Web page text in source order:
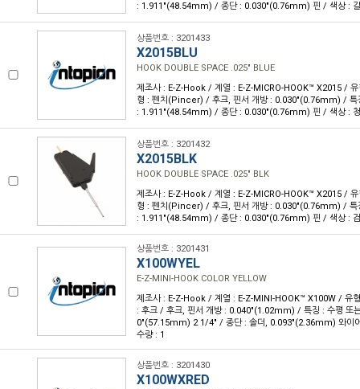
: 1.911"(48.54mm) / 종단 : 0.030"(0.76mm) 핀 / 색상 :
상품번호 : 3201433
X2015BLU
HOOK DOUBLE SPACE .025" BLUE
제조사 : E-Z-Hook / 계열 : E-Z-MICRO-HOOK™ X2015 /
형 : 펜치(Pincer) / 후크, 핀서 개방 : 0.030"(0.76mm) / 특
: 1.911"(48.54mm) / 종단 : 0.030"(0.76mm) 핀 / 색상 :
상품번호 : 3201432
X2015BLK
HOOK DOUBLE SPACE .025" BLK
제조사 : E-Z-Hook / 계열 : E-Z-MICRO-HOOK™ X2015 /
형 : 펜치(Pincer) / 후크, 핀서 개방 : 0.030"(0.76mm) / 특
: 1.911"(48.54mm) / 종단 : 0.030"(0.76mm) 핀 / 색상 :
상품번호 : 3201431
X100WYEL
E-Z-MINI-HOOK COLOR YELLOW
제조사 : E-Z-Hook / 계열 : E-Z-MINI-HOOK™ X100W / 유
: 후크 / 후크, 핀서 개방 : 0.040"(1.02mm) / 특징 : 수평 또
0"(57.15mm) 2 1/4" / 종단 : 솔더, 0.093"(2.36mm) 와이
수량 : 1
상품번호 : 3201430
X100WXRED